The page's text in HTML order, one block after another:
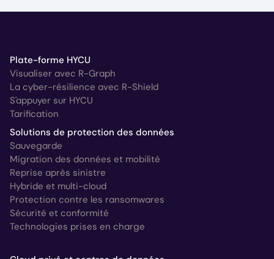
Plate-forme HYCU
Visualiser avec R-Graph
La cyber-résilience avec R-Shield
S'appuyer sur HYCU
Tarification
Solutions de protection des données
Sauvegarde
Migration des données et mobilité
Reprise après sinistre
Hybride et multi-cloud
Protection contre les ransomwares
Sécurité et conformité
Technologies prises en charge